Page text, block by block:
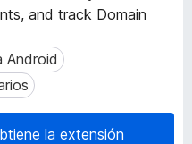
and track Domain
Android
la extensión